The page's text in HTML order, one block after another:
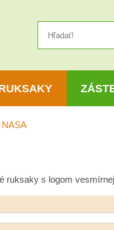
NASA
ruksaky s logom